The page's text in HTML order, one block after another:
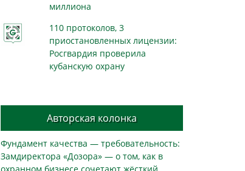
миллиона
110 протоколов, 3
приостановленных лицензии:
Росгвардия проверила
кубанскую охрану
Авторская колонка
Фундамент качества — требовательность:
Замдиректора «Дозора» — о том, как в